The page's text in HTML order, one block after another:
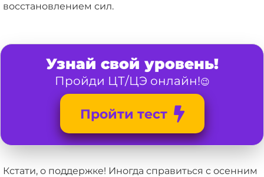
восстановлением сил.
Узнай свой уровень!
Пройди ЦТ/ЦЭ онлайн!😉
Пройти тест
Кстати, о поддержке! Иногда справиться с осенним